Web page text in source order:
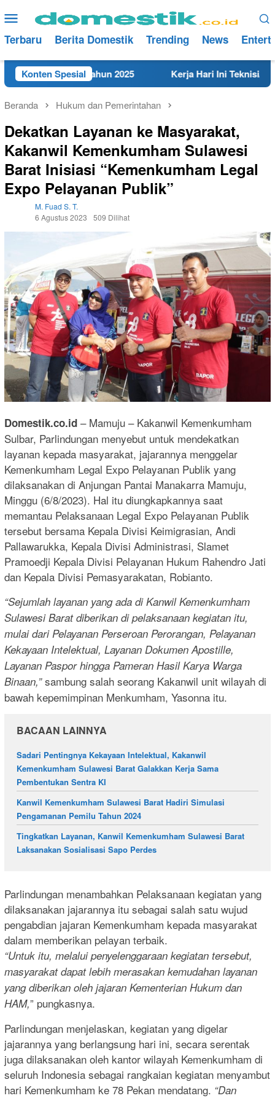
ke
konten
Menu
Mobile
Terbaru Berita Domestik Trending News
Konten Spesial
Rembang Tahun 2025 Kerja Hari Ini Teknisi/Mekanik
Beranda Hukum dan Pemerintahan
Dekatkan Layanan ke Masyarakat,
Kakanwil Kemenkumham Sulawesi
Barat Inisiasi “Kemenkumham Legal
Expo Pelayanan Publik”
M. Fuad S. T.
6 Agustus 2023
509 Dilihat
Domestik.co.id – Mamuju – Kakanwil Kemenkumham
Sulbar, Parlindungan menyebut untuk mendekatkan
layanan kepada masyarakat, jajarannya menggelar
Kemenkumham Legal Expo Pelayanan Publik yang
dilaksanakan di Anjungan Pantai Manakarra Mamuju,
Minggu (6/8/2023). Hal itu diungkapkannya saat
memantau Pelaksanaan Legal Expo Pelayanan Publik
tersebut bersama Kepala Divisi Keimigrasian, Andi
Pallawarukka, Kepala Divisi Administrasi, Slamet
Pramoedji Kepala Divisi Pelayanan Hukum Rahendro Jati
dan Kepala Divisi Pemasyarakatan, Robianto.
“Sejumlah layanan yang ada di Kanwil Kemenkumham
Sulawesi Barat diberikan di pelaksanaan kegiatan itu,
mulai dari Pelayanan Perseroan Perorangan, Pelayanan
Kekayaan Intelektual, Layanan Dokumen Apostille,
Layanan Paspor hingga Pameran Hasil Karya Warga
Binaan,”sambung salah seorang Kakanwil unit wilayah di
bawah kepemimpinan Menkumham, Yasonna itu.
BACAAN LAINNYA
Sadari Pentingnya Kekayaan Intelektual, Kakanwil
Kemenkumham Sulawesi Barat Galakkan Kerja Sama
Pembentukan Sentra KI
Kanwil Kemenkumham Sulawesi Barat Hadiri Simulasi
Pengamanan Pemilu Tahun 2024
Tingkatkan Layanan, Kanwil Kemenkumham Sulawesi Barat
Laksanakan Sosialisasi Sapo Perdes
Parlindungan menambahkan Pelaksanaan kegiatan yang
dilaksanakan jajarannya itu sebagai salah satu wujud
pengabdian jajaran Kemenkumham kepada masyarakat
dalam memberikan pelayan terbaik.
“Untuk itu, melalui penyelenggaraan kegiatan tersebut,
masyarakat dapat lebih merasakan kemudahan layanan
yang diberikan oleh jajaran Kementerian Hukum dan
HAM,” pungkasnya.
Parlindungan menjelaskan, kegiatan yang digelar
jajarannya yang berlangsung hari ini, secara serentak
juga dilaksanakan oleh kantor wilayah Kemenkumham di
seluruh Indonesia sebagai rangkaian kegiatan menyambut
hari Kemenkumham ke 78 Pekan mendatang. “Dan